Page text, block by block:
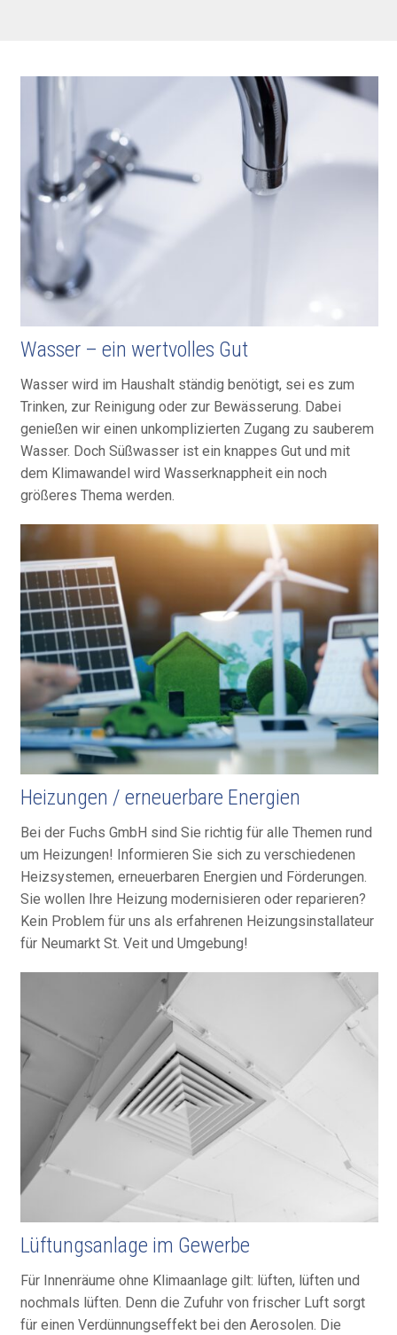
Wasser – ein wert­volles Gut
Wasser wird im Haus­halt ständig benötigt, sei es zum
Trinken, zur Rei­ni­gung oder zur Be­wäs­serung. Dabei
genießen wir einen un­kom­pli­zier­ten Zugang zu sau­be­rem
Wasser. Doch Süß­wasser ist ein knappes Gut und mit
dem Klima­wandel wird Wasser­knapp­heit ein noch
größeres Thema werden.
Heizungen / erneuerbare Energien
Bei der Fuchs GmbH sind Sie richtig für alle Themen rund
um Heizungen! Informieren Sie sich zu verschiedenen
Heizsystemen, erneuerbaren Energien und Förderungen.
Sie wollen Ihre Heizung modernisieren oder reparieren?
Kein Problem für uns als erfahrenen Heizungsinstallateur
für Neumarkt St. Veit und Umgebung!
Lüftungsanlage im Gewerbe
Für Innen­räume ohne Klima­anlage gilt: lüften, lüften und
noch­mals lüften. Denn die Zu­fuhr von frischer Luft sorgt
für einen Ver­dünnungs­effekt bei den Aero­solen. Die